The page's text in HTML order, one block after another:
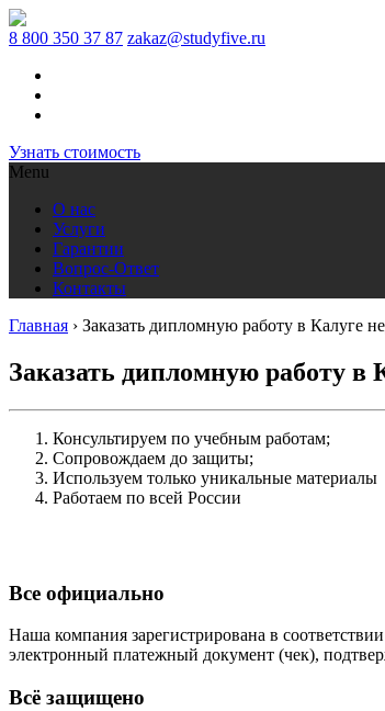
8 800 350 37 87 zakaz@studyfive.ru
Узнать стоимость
Menu
О нас
Услуги
Гарантии
Вопрос-Ответ
Контакты
Главная › Заказать дипломную работу в Калуге
Заказать дипломную работу в
Консультируем по учебным работам;
Сопровождаем до защиты;
Используем только уникальные материалы
Работаем по всей России
Все официально
Наша компания зарегистрирована в
электронный платежный документ (чек),
Всё защищено